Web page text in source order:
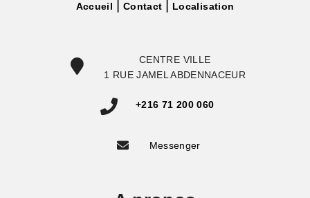
Accueil Contact Localisation
CENTRE VILLE
1 RUE JAMEL ABDENNACEUR
+216 71 200 060
Messenger